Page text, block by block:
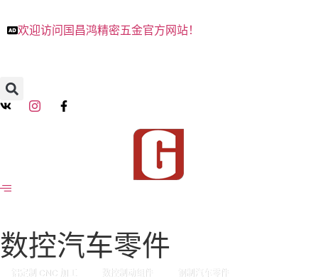
欢迎访问国昌鸿精密五金官方网站！
数控汽车零件
铝定制 CNC 加工 数控制动组件 钢制汽车零件